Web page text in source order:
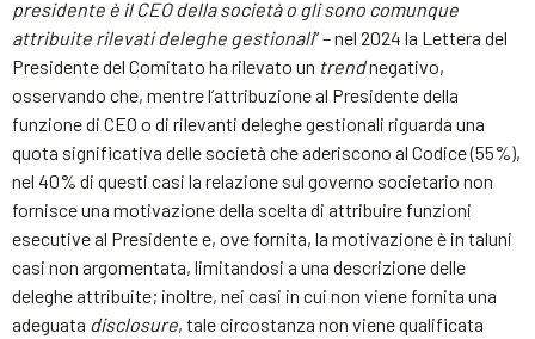
presidente è il CEO della società o gli sono comunque
attribuite rilevati deleghe gestionali” – nel 2024 la Lettera del
Presidente del Comitato ha rilevato un trendnegativo,
osservando che, mentre l’attribuzione al Presidente della
funzione di CEO o di rilevanti deleghe gestionali riguarda una
quota significativa delle società che aderiscono al Codice (55%),
nel 40% di questi casi la relazione sul governo societario non
fornisce una motivazione della scelta di attribuire funzioni
esecutive al Presidente e, ove fornita, la motivazione è in taluni
casi non argomentata, limitandosi a una descrizione delle
deleghe attribuite; inoltre, nei casi in cui non viene fornita una
adeguata disclosure, tale circostanza non viene qualificata